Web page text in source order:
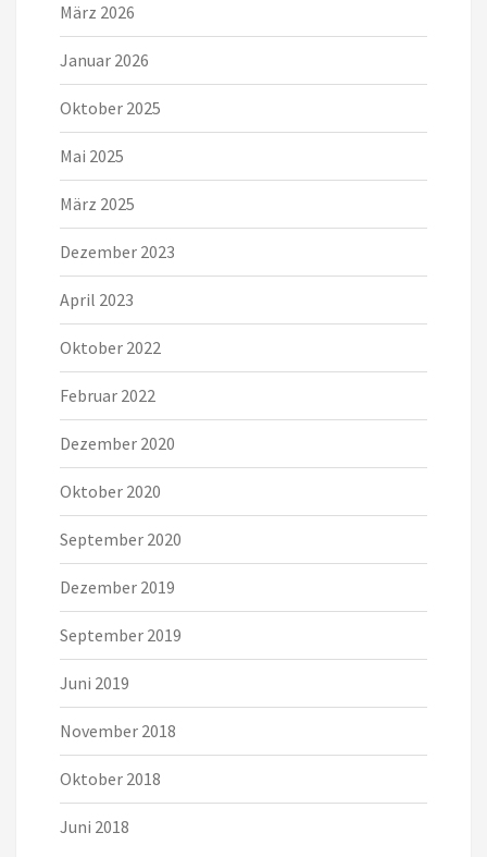
März 2026
Januar 2026
Oktober 2025
Mai 2025
März 2025
Dezember 2023
April 2023
Oktober 2022
Februar 2022
Dezember 2020
Oktober 2020
September 2020
Dezember 2019
September 2019
Juni 2019
November 2018
Oktober 2018
Juni 2018